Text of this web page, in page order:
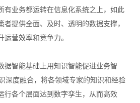
有业务都运转在信息化系统之上，如此
提供全面、及时、透明的数据支撑，
营效率和竞争力。
据智能基础上用知识智能促进业务智
深度融合，将各领域专家的知识和经验
行各个层面达到数字孪生，从而高效